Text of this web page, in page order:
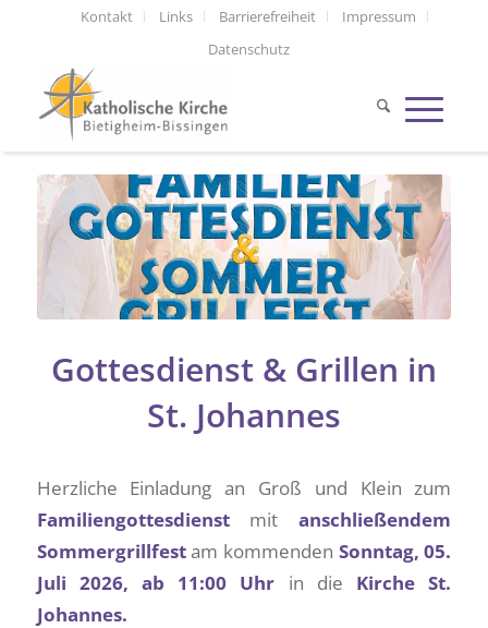
Kontakt Links Barrierefreiheit
Impressum
Datenschutz
Gottesdienst & Grillen in
St. Johannes
Herzliche Einladung an Groß und Klein zum
Familiengottesdienstmitanschließendem
Sommergrillfestam kommenden Sonntag, 05.
Juli 2026, ab 11:00 Uhr in die Kirche St.
Johannes.